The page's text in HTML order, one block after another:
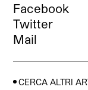
Facebook
Twitter
Mail
CERCA ALTRI